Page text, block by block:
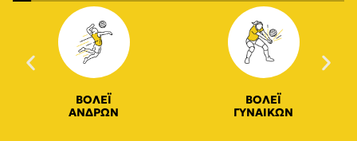
ΒΟΛΕΪ
ΑΝΔΡΩΝ
ΒΟΛΕΪ
ΓΥΝΑΙΚΩΝ